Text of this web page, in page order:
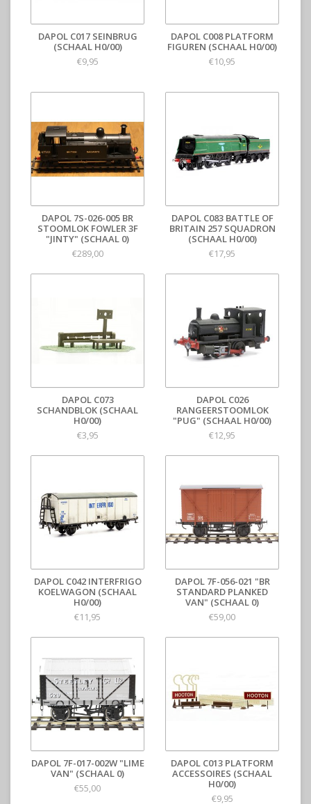
DAPOL C017 SEINBRUG
(SCHAAL H0/00)
€9,95
DAPOL C008 PLATFORM
FIGUREN (SCHAAL H0/00)
€10,95
DAPOL 7S-026-005 BR
STOOMLOK FOWLER 3F
"JINTY" (SCHAAL 0)
€289,00
DAPOL C083 BATTLE OF
BRITAIN 257 SQUADRON
(SCHAAL H0/00)
€17,95
DAPOL C073
SCHANDBLOK (SCHAAL
H0/00)
€3,95
DAPOL C026
RANGEERSTOOMLOK
"PUG" (SCHAAL H0/00)
€12,95
DAPOL C042 INTERFRIGO
KOELWAGON (SCHAAL
H0/00)
€11,95
DAPOL 7F-056-021 "BR
STANDARD PLANKED
VAN" (SCHAAL 0)
€59,00
DAPOL 7F-017-002W "LIME
VAN" (SCHAAL 0)
€55,00
DAPOL C013 PLATFORM
ACCESSOIRES (SCHAAL
H0/00)
€9,95